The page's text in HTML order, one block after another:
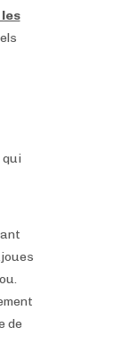
qui
de